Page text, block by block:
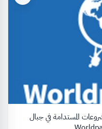
المستدامة في جبال